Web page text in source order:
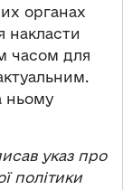
органах
накласти
часом для
ньому
указ про
політики